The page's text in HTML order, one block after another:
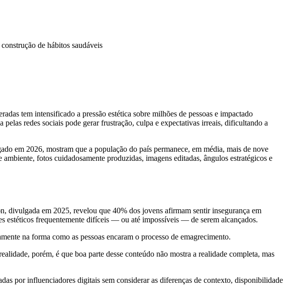
de hábitos saudáveis
tem intensificado a pressão estética sobre milhões de pessoas e impactado
redes sociais pode gerar frustração, culpa e expectativas irreais, dificultando a
em 2026, mostram que a população do país permanece, em média, mais de nove
fotos cuidadosamente produzidas, imagens editadas, ângulos estratégicos e
divulgada em 2025, revelou que 40% dos jovens afirmam sentir insegurança em
estéticos frequentemente difíceis — ou até impossíveis — de serem alcançados.
na forma como as pessoas encaram o processo de emagrecimento.
porém, é que boa parte desse conteúdo não mostra a realidade completa, mas
por influenciadores digitais sem considerar as diferenças de contexto, disponibilidade